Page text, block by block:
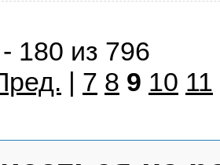
180 из 796
| 7 8 9 10 11